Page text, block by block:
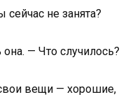
не занята?
— Что случилось?
вещи — хорошие,